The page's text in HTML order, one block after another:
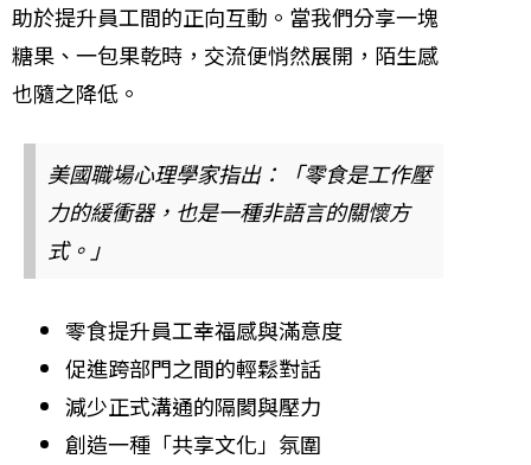
助於提升員工間的正向互動。當我們分享一塊
糖果、一包果乾時，交流便悄然展開，陌生感
也隨之降低。
美國職場心理學家指出：「零食是工作壓
力的緩衝器，也是一種非語言的關懷方
式。」
零食提升員工幸福感與滿意度
促進跨部門之間的輕鬆對話
減少正式溝通的隔閡與壓力
創造一種「共享文化」氛圍